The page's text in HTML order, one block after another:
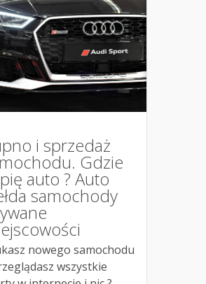
i sprzedaż
Gdzie
auto ? Auto
samochody
nowego samochodu
wszystkie